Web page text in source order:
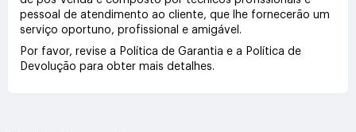
pessoal de atendimento ao cliente, que lhe fornecerão um
serviço oportuno, profissional e amigável.
Por favor, revise a Política de Garantia e a Política de
Devolução para obter mais detalhes.